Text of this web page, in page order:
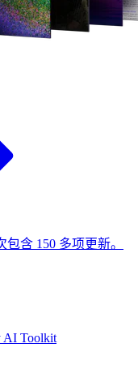
含 150 多项更新。
AI Toolkit